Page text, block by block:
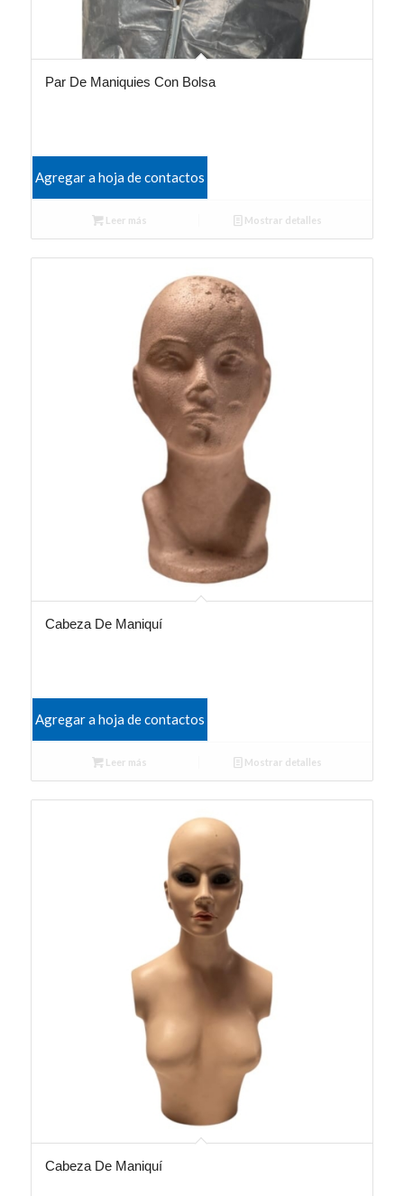
Par De Maniquies Con Bolsa
Agregar a hoja de contactos
Leer más Mostrar detalles
Cabeza De Maniquí
Agregar a hoja de contactos
Leer más Mostrar detalles
Cabeza De Maniquí